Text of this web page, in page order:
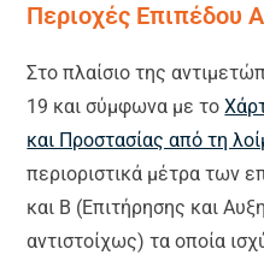
Περιοχές Επιπέδου
Στο πλαίσιο της
19 και σύμφωνα με το
και Προστασίας από τη
περιοριστικά μέτρα των
και Β (Επιτήρησης και
αντιστοίχως) τα οποία